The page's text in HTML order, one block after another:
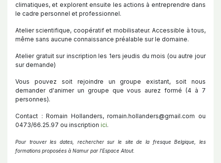
climatiques, et explorent ensuite les actions à entreprendre dans
le cadre personnel et professionnel.
Atelier scientifique, coopératif et mobilisateur. Accessible à tous,
même sans aucune connaissance préalable sur le domaine.
Atelier gratuit sur inscription les 1ers jeudis du mois (ou autre jour
sur demande)
Vous pouvez soit rejoindre un groupe existant, soit nous
demander d'animer un groupe que vous aurez formé (4 à 7
personnes).
Contact : Romain Hollanders, romain.hollanders@gmail.com ou
0473/66.25.97 ou inscription ici.
Pour trouver les dates, rechercher sur le site de la fresque Belgique, les
formations proposées à Namur par l'Espace Atout.